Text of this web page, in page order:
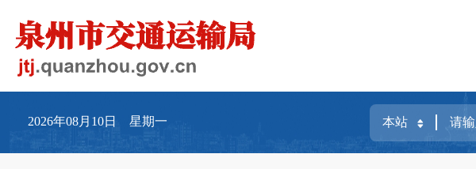
2026年08月10日 星期一